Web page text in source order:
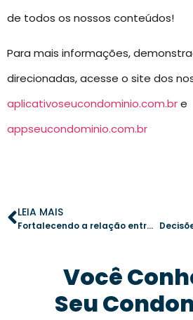
de todos os nossos conteúdos!
Para mais informações,
direcionadas, acesse o site dos
aplicativoseucondominio.com.bre
appseucondominio.com.br
LEIA MAIS
Fortalecendo a relação entre síndico e moradores: o papel do app de gestão na transparência condominial
Você
Seu